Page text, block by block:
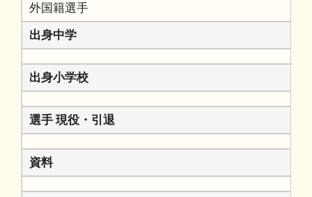
外国籍選手
出身中学
出身小学校
選手 現役・引退
資料